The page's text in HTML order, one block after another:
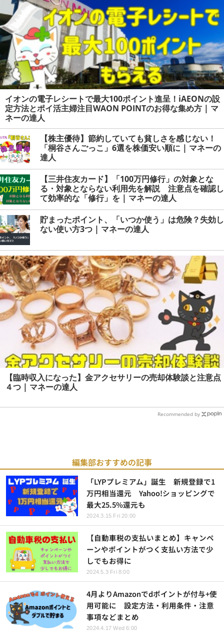
イオンの電子レシートで最大100ポイント進呈！iAEONの設
定方法とポイ活主婦注目WAON POINTのお得な集め方 | マ
ネーの達人
【株主優待】節約していても貧しさを感じない！
「桐谷さんごっこ」6選を株価安い順に | マネーの
達人
【三井住友カード】「100万円修行」の対象とな
る・対象とならない利用先を解説 注意点を確認し
て効率的な「修行」を | マネーの達人
貯まったポイント、「いつか使う」は危険？失効し
ない使い方3つ | マネーの達人
【臨時収入になった】金アクセサリーの売却体験談と注意点
４つ | マネーの達人
Recommended by
編集部おすすめの記事
「LYPプレミアム」誕生 新規登録で1
万円相当還元 Yahoo!ショッピングで
最大25.5%還元も
2024.3.15 Fri 20:00
【自動車税の支払いまとめ】キャンペ
ーンやポイントがつく支払い方法で少
しでもお得に
2024.5.3 Fri 8:00
4月よりAmazonでdポイントが付与+使
用可能に 設定方法・利用条件・注意
事項などまとめ
2024.4.17 Wed 6:00